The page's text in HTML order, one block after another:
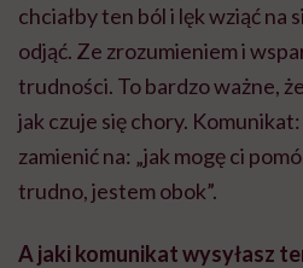
chciałby ten ból i lęk wziąć na
odjąć. Ze zrozumieniem i
trudności. To bardzo ważne,
jak czuje się chory.
zamienić na: „jak mogę ci
trudno, jestem obok”.
A jaki komunikat wysyłasz